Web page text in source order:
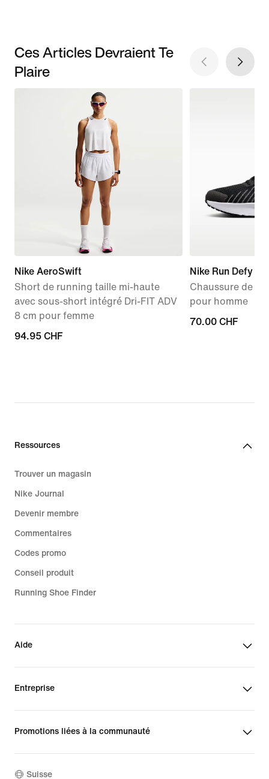
Ces Articles Devraient Te
Plaire
Nike AeroSwift
Short de running taille mi-haute
avec sous-short intégré Dri-FIT ADV
8 cm pour femme
94.95 CHF
94.95 CHF
Nike Run Defy
Chaussure de
pour homme
70.00 CHF
70.00 CHF
Ressources
Trouver un magasin
Nike Journal
Devenir membre
Commentaires
Codes promo
Conseil produit
Running Shoe Finder
Aide
Entreprise
Promotions liées à la communauté
Suisse